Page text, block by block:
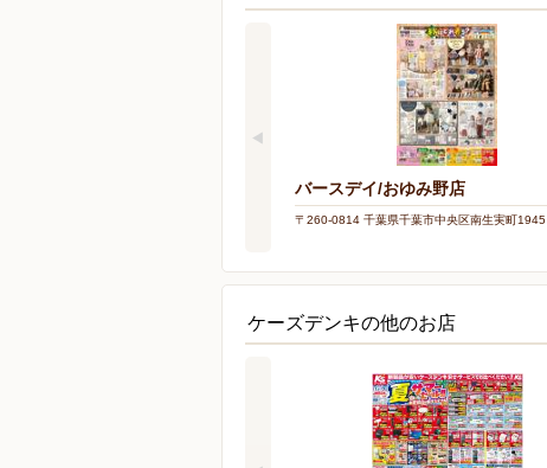
バースデイ/おゆみ野店
〒260-0814 千葉県千葉市中央区南生実町1945
ケーズデンキの他のお店